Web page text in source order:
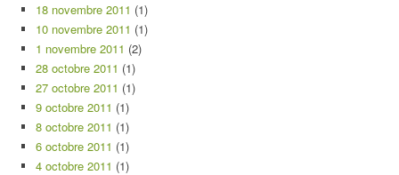
18 novembre 2011 (1)
10 novembre 2011 (1)
1 novembre 2011 (2)
28 octobre 2011 (1)
27 octobre 2011 (1)
9 octobre 2011 (1)
8 octobre 2011 (1)
6 octobre 2011 (1)
4 octobre 2011 (1)